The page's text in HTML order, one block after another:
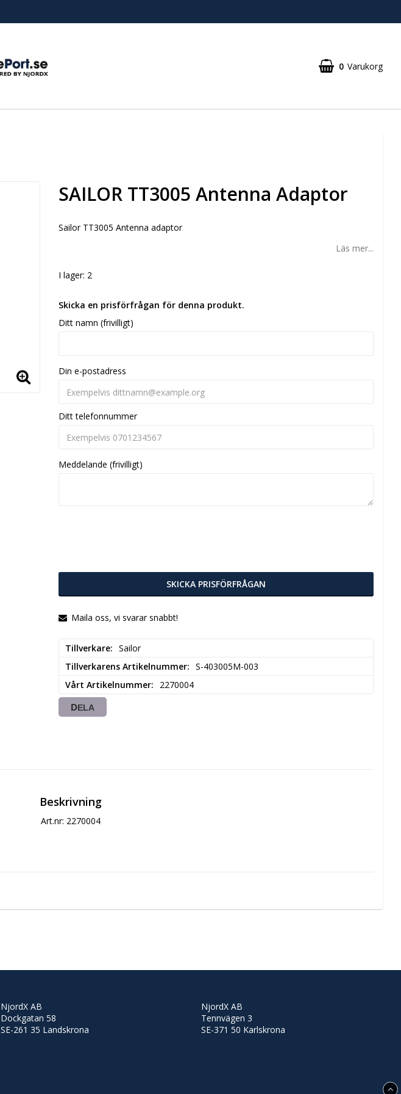
0 Varukorg
SAILOR TT3005 Antenna Adaptor
Sailor TT3005 Antenna adaptor
Läs mer...
I lager: 2
Skicka en prisförfrågan för denna produkt.
Ditt namn (frivilligt)
Din e-postadress
Ditt telefonnummer
Meddelande (frivilligt)
SKICKA PRISFÖRFRÅGAN
Maila oss, vi svarar snabbt!
Tillverkare
Sailor
Tillverkarens Artikelnummer
S-403005M-003
Vårt Artikelnummer
2270004
DELA
Beskrivning
Art.nr: 2270004
NjordX AB
Dockgatan 58
SE-261 35 Landskrona
NjordX AB
Tennvägen 3
SE-371 50 Karlskrona